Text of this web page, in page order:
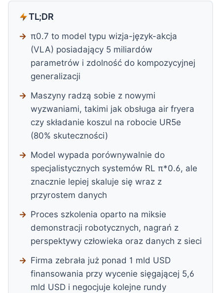
TL;DR
π0.7 to model typu wizja-język-akcja
(VLA) posiadający 5 miliardów
parametrów i zdolność do kompozycyjnej
generalizacji
Maszyny radzą sobie z nowymi
wyzwaniami, takimi jak obsługa air fryera
czy składanie koszul na robocie UR5e
(80% skuteczności)
Model wypada porównywalnie do
specjalistycznych systemów RL π*0.6, ale
znacznie lepiej skaluje się wraz z
przyrostem danych
Proces szkolenia oparto na miksie
demonstracji robotycznych, nagrań z
perspektywy człowieka oraz danych z sieci
Firma zebrała już ponad 1 mld USD
finansowania przy wycenie sięgającej 5,6
mld USD i negocjuje kolejne rundy